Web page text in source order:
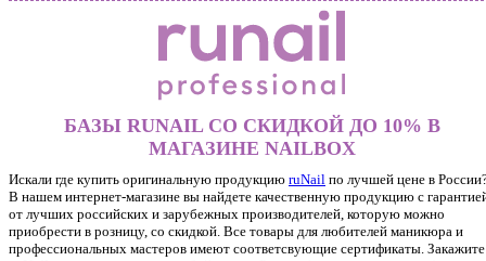
БАЗЫ RUNAIL СО СКИДКОЙ ДО 10% В
МАГАЗИНЕ NAILBOX
Искали где купить оригинальную продукцию ruNail по лучшей цене в
В нашем интернет-магазине вы найдете качественную продукцию с
от лучших российских и зарубежных производителей, которую можно
приобрести в розницу, со скидкой. Все товары для любителей маникюра и
профессиональных мастеров имеют соответсвующие сертификаты. Закажите